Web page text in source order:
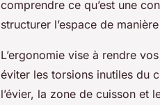
comprendre ce qu’est une
structurer l’espace de
L’ergonomie vise à rendre
éviter les torsions inutiles du
l’évier, la zone de cuisson et